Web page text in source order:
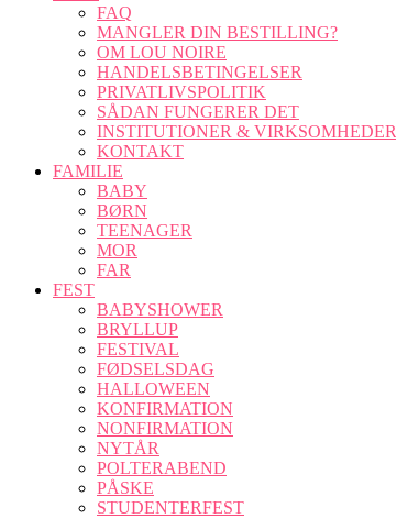
FAQ
MANGLER DIN BESTILLING?
OM LOU NOIRE
HANDELSBETINGELSER
PRIVATLIVSPOLITIK
SÅDAN FUNGERER DET
INSTITUTIONER & VIRKSOMHEDER
KONTAKT
FAMILIE
BABY
BØRN
TEENAGER
MOR
FAR
FEST
BABYSHOWER
BRYLLUP
FESTIVAL
FØDSELSDAG
HALLOWEEN
KONFIRMATION
NONFIRMATION
NYTÅR
POLTERABEND
PÅSKE
STUDENTERFEST